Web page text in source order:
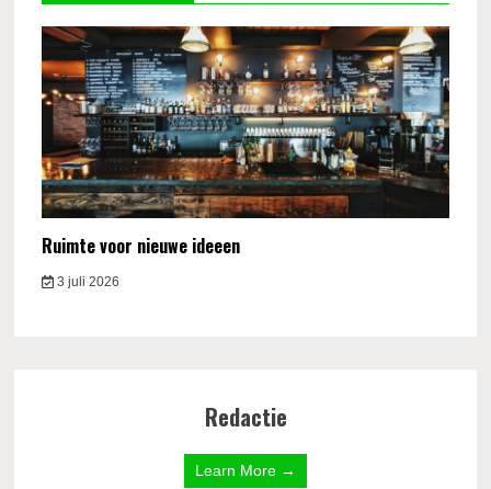
Ruimte voor nieuwe ideeen
3 juli 2026
Redactie
Learn More →